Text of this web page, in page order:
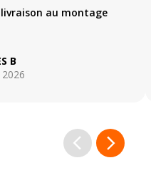
au montage
B